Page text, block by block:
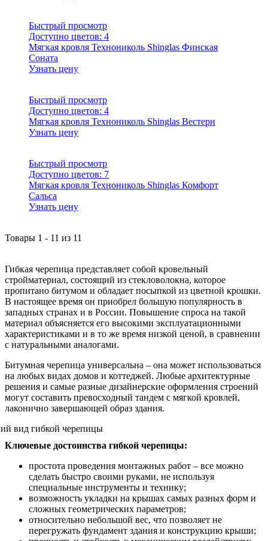
Быстрый просмотр
Доступно цветов: 4
Мягкая кровля Технониколь Shinglas Финская
Соната
Узнать цену
Быстрый просмотр
Доступно цветов: 4
Мягкая кровля Технониколь Shinglas Вестерн
Узнать цену
Быстрый просмотр
Доступно цветов: 7
Мягкая кровля Технониколь Shinglas Комфорт
Сальса
Узнать цену
Товары 1 - 11 из 11
Гибкая черепица представляет собой кровельный
стройматериал, состоящий из стекловолокна, которое
пропитано битумом и обладает посыпкой из цветной крошки.
В настоящее время он приобрел большую популярность в
западных странах и в России. Повышение спроса на такой
материал объясняется его высокими эксплуатационными
характеристиками и в то же время низкой ценой, в сравнении
с натуральными аналогами.
Битумная черепица универсальна – она может использоваться
на любых видах домов и коттеджей. Любые архитектурные
решения и самые разные дизайнерские оформления строений
могут составить превосходный тандем с мягкой кровлей,
лаконично завершающей образ здания.
Ключевые достоинства гибкой черепицы:
простота проведения монтажных работ – все можно
сделать быстро своими руками, не используя
специальные инструменты и технику;
возможность укладки на крышах самых разных форм и
сложных геометрических параметров;
относительно небольшой вес, что позволяет не
перегружать фундамент здания и конструкцию крыши;